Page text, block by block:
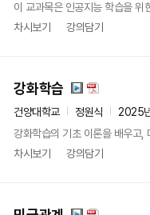
이 교과목은 인공지능 학습을 위
차시보기
강의담기
강화학습
건양대학교 정원식
2025
강화학습의 기초 이론을 배우고,
차시보기
강의담기